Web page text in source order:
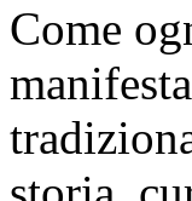
Come